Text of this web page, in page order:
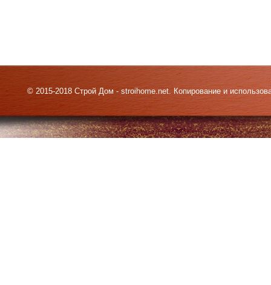
© 2015-2018 Строй Дом - stroihome.net. Копирование и